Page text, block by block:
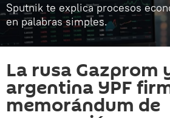
Sputnik te explica procesos
en palabras simples.
La rusa Gazprom
argentina YPF
memorándum de